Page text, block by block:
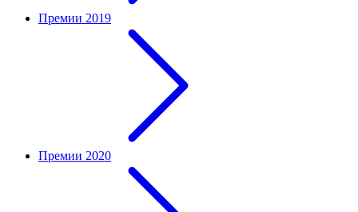
Премии 2019
Премии 2020